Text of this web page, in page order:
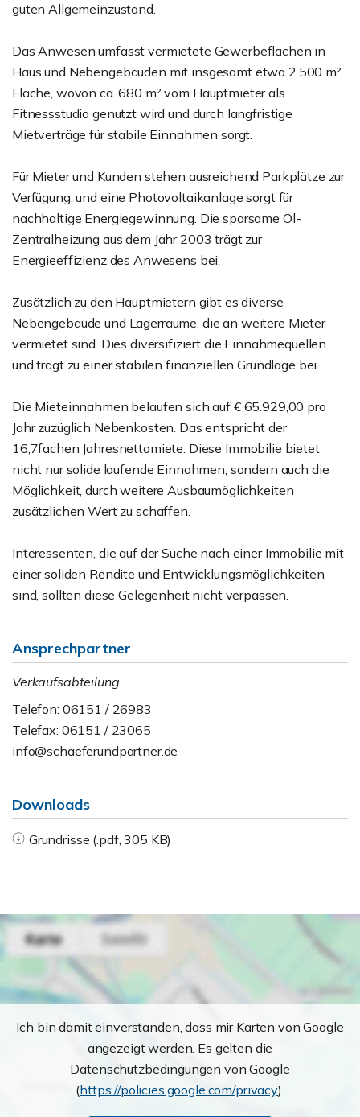
guten Allgemeinzustand.
Das Anwesen umfasst vermietete Gewerbeflächen in
Haus und Nebengebäuden mit insgesamt etwa 2.500 m²
Fläche, wovon ca. 680 m² vom Hauptmieter als
Fitnessstudio genutzt wird und durch langfristige
Mietverträge für stabile Einnahmen sorgt.
Für Mieter und Kunden stehen ausreichend Parkplätze zur
Verfügung, und eine Photovoltaikanlage sorgt für
nachhaltige Energiegewinnung. Die sparsame Öl-
Zentralheizung aus dem Jahr 2003 trägt zur
Energieeffizienz des Anwesens bei.
Zusätzlich zu den Hauptmietern gibt es diverse
Nebengebäude und Lagerräume, die an weitere Mieter
vermietet sind. Dies diversifiziert die Einnahmequellen
und trägt zu einer stabilen finanziellen Grundlage bei.
Die Mieteinnahmen belaufen sich auf € 65.929,00 pro
Jahr zuzüglich Nebenkosten. Das entspricht der
16,7fachen Jahresnettomiete. Diese Immobilie bietet
nicht nur solide laufende Einnahmen, sondern auch die
Möglichkeit, durch weitere Ausbaumöglichkeiten
zusätzlichen Wert zu schaffen.
Interessenten, die auf der Suche nach einer Immobilie mit
einer soliden Rendite und Entwicklungsmöglichkeiten
sind, sollten diese Gelegenheit nicht verpassen.
Ansprechpartner
Verkaufsabteilung
Telefon: 06151 / 26983
Telefax: 06151 / 23065
info@schaeferundpartner.de
Downloads
Grundrisse (.pdf, 305 KB)
Ich bin damit einverstanden, dass mir Karten von Google
angezeigt werden. Es gelten die
Datenschutzbedingungen von Google
(https://policies.google.com/privacy).